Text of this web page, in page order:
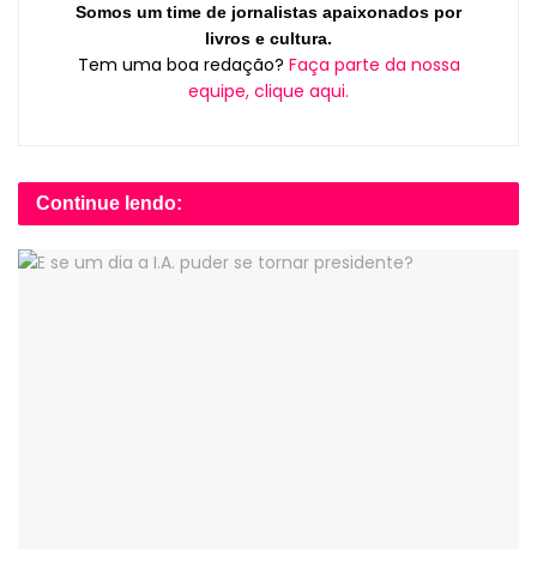
Somos um time de jornalistas apaixonados por
livros e cultura.
Tem uma boa redação? Faça parte da nossa
equipe, clique aqui.
Continue lendo: